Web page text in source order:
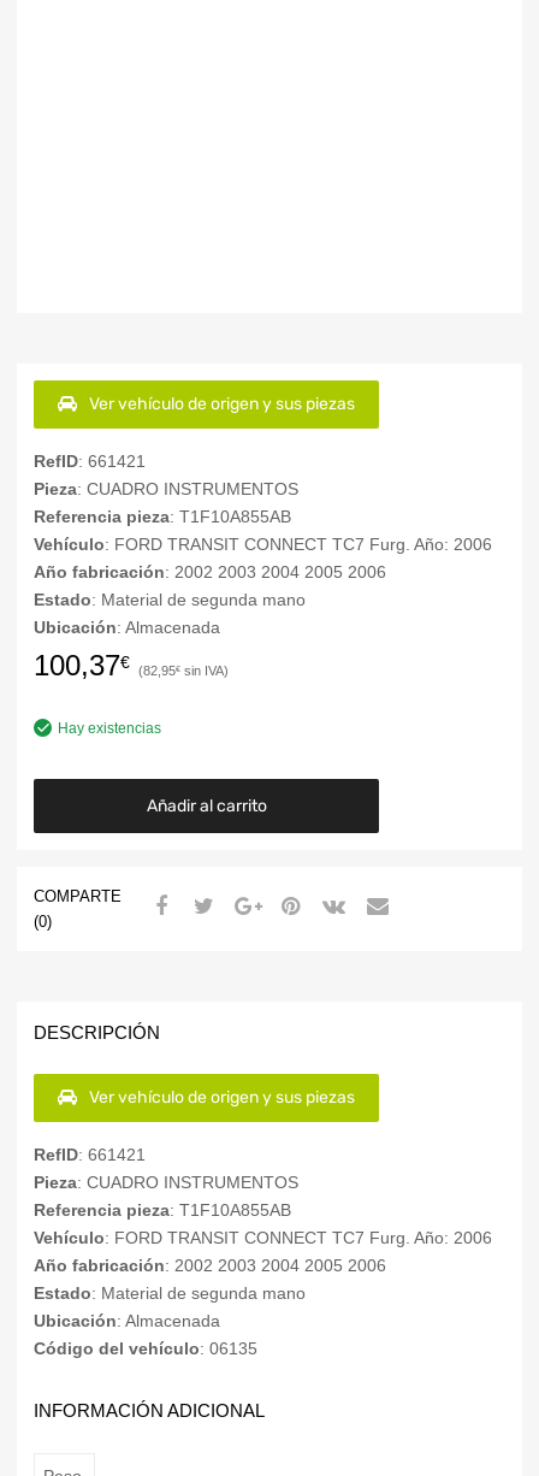
Ver vehículo de origen y sus piezas
RefID: 661421
Pieza: CUADRO INSTRUMENTOS
Referencia pieza: T1F10A855AB
Vehículo: FORD TRANSIT CONNECT TC7 Furg. Año: 2006
Año fabricación: 2002 2003 2004 2005 2006
Estado: Material de segunda mano
Ubicación: Almacenada
100,37€ 82,95€
Hay existencias
Añadir al carrito
COMPARTE
(0)
DESCRIPCIÓN
Ver vehículo de origen y sus piezas
RefID: 661421
Pieza: CUADRO INSTRUMENTOS
Referencia pieza: T1F10A855AB
Vehículo: FORD TRANSIT CONNECT TC7 Furg. Año: 2006
Año fabricación: 2002 2003 2004 2005 2006
Estado: Material de segunda mano
Ubicación: Almacenada
Código del vehículo: 06135
INFORMACIÓN ADICIONAL